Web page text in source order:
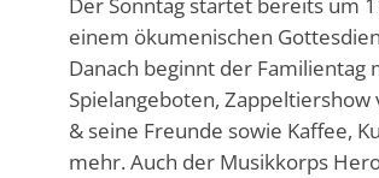
Der Sonntag startet bereits um
einem ökumenischen
Danach beginnt der Familientag
Spielangeboten, Zappeltiershow
& seine Freunde sowie Kaffee,
mehr. Auch der Musikkorps